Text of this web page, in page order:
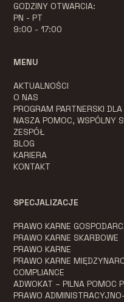
GODZINY OTWARCIA:
PN - PT
9:00 - 17:00
MENU
AKTUALNOŚCI
O NAS
PROGRAM PARTNERSKI
NASZA POMOC, WSPÓLNY
ZESPÓŁ
BLOG
KARIERA
KONTAKT
SPECJALIZACJE
PRAWO KARNE
PRAWO KARNE SKARBOWE
PRAWO KARNE
PRAWO KARNE
COMPLIANCE
ADWOKAT – PILNA POMOC
PRAWO